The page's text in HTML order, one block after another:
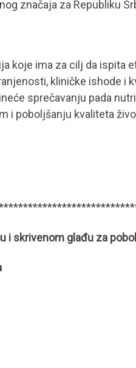
značaja za Republiku
koje ima za cilj da ispita
kliničke ishode i
sprečavanju pada
i poboljšanju kvaliteta
glađu za